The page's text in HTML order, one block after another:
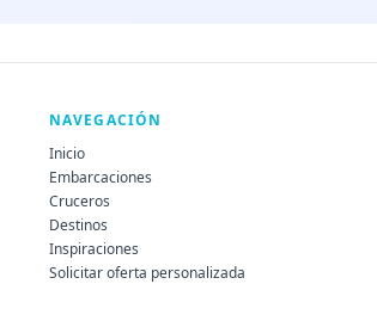
NAVEGACIÓN
Inicio
Embarcaciones
Cruceros
Destinos
Inspiraciones
Solicitar oferta personalizada